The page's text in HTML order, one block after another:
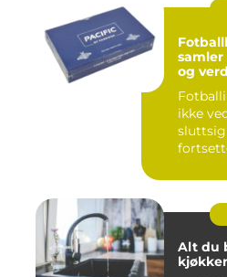
Fotballkort
og
ikke
Alt du